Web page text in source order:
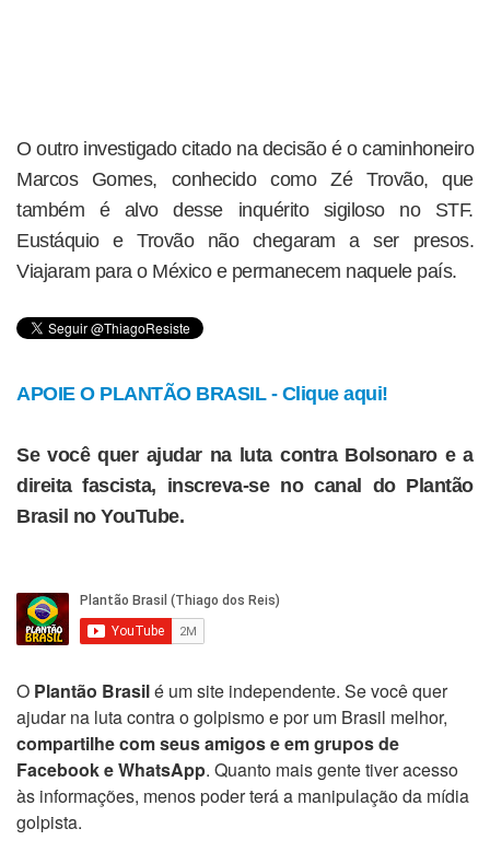
O outro investigado citado na decisão é o caminhoneiro
Marcos Gomes, conhecido como Zé Trovão, que
também é alvo desse inquérito sigiloso no STF.
Eustáquio e Trovão não chegaram a ser presos.
Viajaram para o México e permanecem naquele país.
APOIE O PLANTÃO BRASIL - Clique aqui!
Se você quer ajudar na luta contra Bolsonaro e a
direita fascista, inscreva-se no canal do Plantão
Brasil no YouTube.
O Plantão Brasilé um site independente. Se você quer
ajudar na luta contra o golpismo e por um Brasil melhor,
compartilhe com seus amigos e em grupos de
Facebook e WhatsApp. Quanto mais gente tiver acesso
às informações, menos poder terá a manipulação da mídia
golpista.